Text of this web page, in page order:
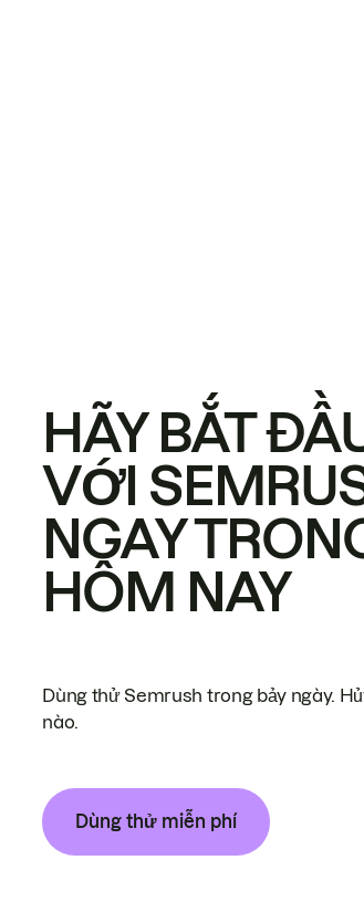
HÃY BẮT
VỚI
NGAY
HÔM NAY
Dùng thử Semrush trong bảy ngày.
nào.
Dùng thử miễn phí